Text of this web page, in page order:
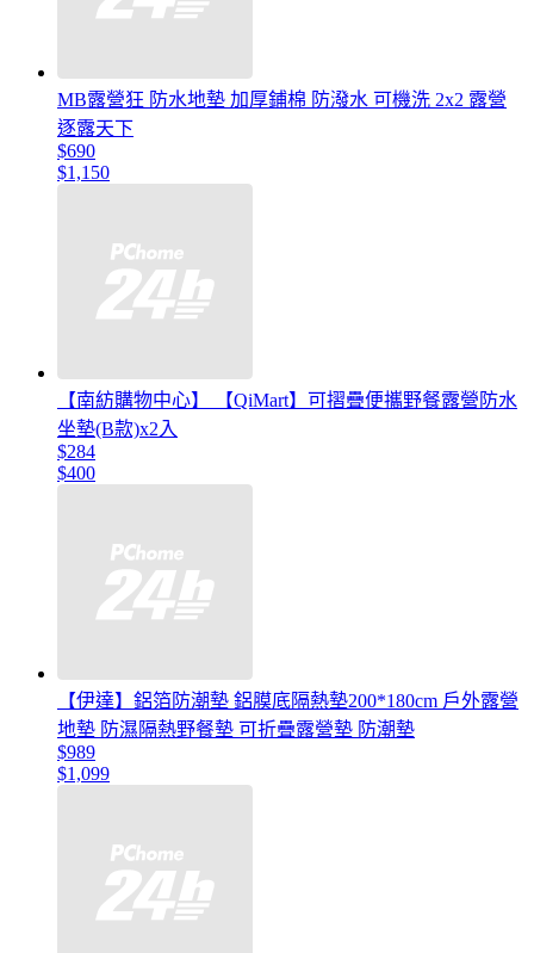
MB露營狂 防水地墊 加厚鋪棉 防潑水 可機洗 2x2 露營
逐露天下
$690
$1,150
【南紡購物中心】 【QiMart】可摺疊便攜野餐露營防水
坐墊(B款)x2入
$284
$400
【伊達】鋁箔防潮墊 鋁膜底隔熱墊200*180cm 戶外露營
地墊 防濕隔熱野餐墊 可折疊露營墊 防潮墊
$989
$1,099